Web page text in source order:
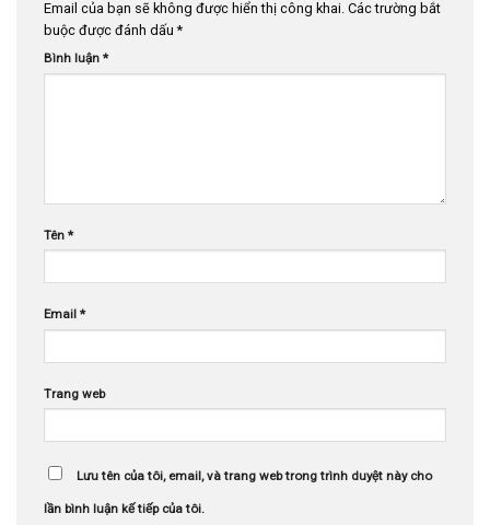
Email của bạn sẽ không được hiển thị công khai. Các trường bắt
buộc được đánh dấu*
Bình luận *
Tên *
Email *
Trang web
Lưu tên của tôi, email, và trang web trong trình duyệt này cho
lần bình luận kế tiếp của tôi.